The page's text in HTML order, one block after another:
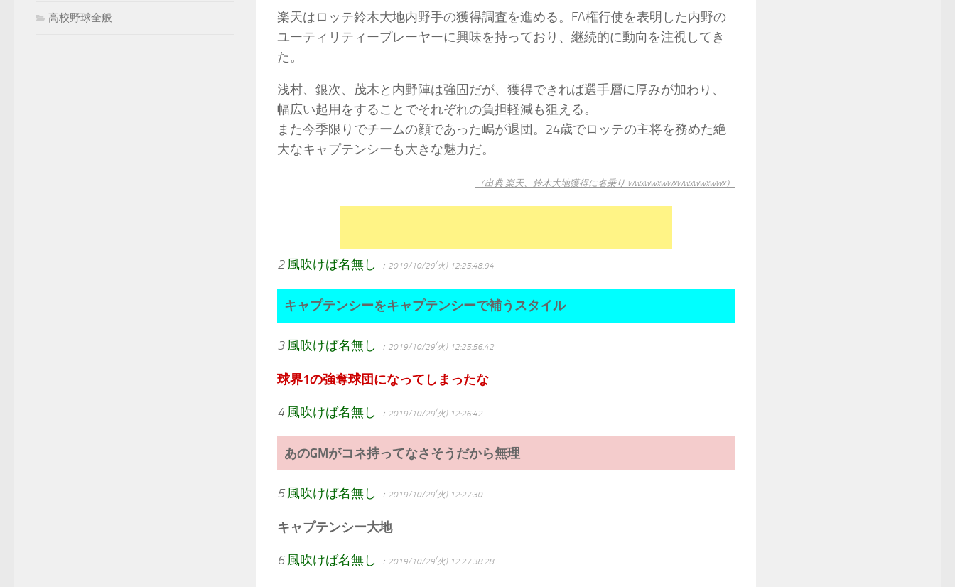
楽天はロッテ鈴木大地内野手の獲得調査を進める。FA権行使を表明した内野の
ユーティリティープレーヤーに興味を持っており、継続的に動向を注視してき
た。
浅村、銀次、茂木と内野陣は強固だが、獲得できれば選手層に厚みが加わり、
幅広い起用をすることでそれぞれの負担軽減も狙える。
また今季限りでチームの顔であった嶋が退団。24歳でロッテの主将を務めた絶
大なキャプテンシーも大きな魅力だ。
（出典 楽天、鈴木大地獲得に名乗り wwxwwxwwxwwxwwxwwx）
2 風吹けば名無し ：2019/10/29(火) 12:25:48.94
キャプテンシーをキャプテンシーで補うスタイル
3 風吹けば名無し ：2019/10/29(火) 12:25:56.42
球界1の強奪球団になってしまったな
4 風吹けば名無し ：2019/10/29(火) 12:26:42
あのGMがコネ持ってなさそうだから無理
5 風吹けば名無し ：2019/10/29(火) 12:27:30
キャプテンシー大地
6 風吹けば名無し ：2019/10/29(火) 12:27:38.28
高校野球全般